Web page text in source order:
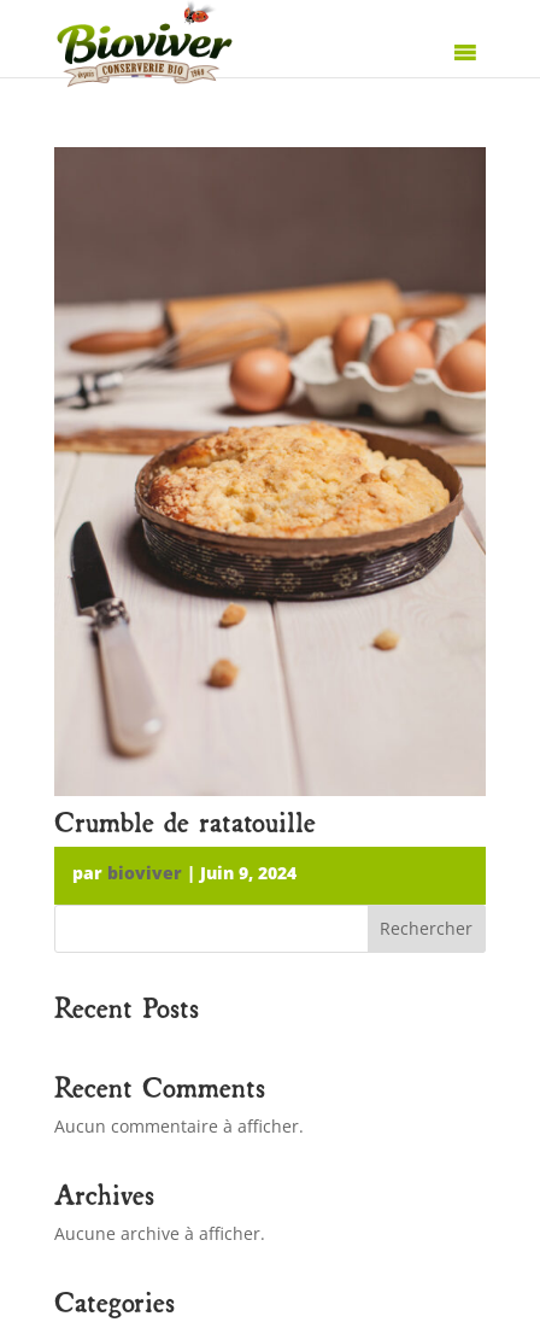
Crumble de ratatouille
par bioviver| Juin 9, 2024
Rechercher
Recent Posts
Recent Comments
Aucun commentaire à afficher.
Archives
Aucune archive à afficher.
Categories